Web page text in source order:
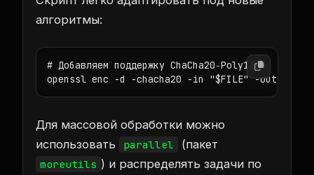
алгоритмы:
# Добавляем поддержку ChaCha20‑Poly1305
Для массовой обработки можно
использовать
parallel (пакет
moreutils ) и распределять задачи по